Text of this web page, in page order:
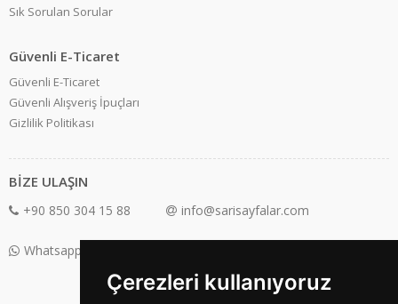
Çerezleri kullanıyoruz
Sık Sorulan Sorular
Güvenli E-Ticaret
Güvenli E-Ticaret
Güvenli Alışveriş İpuçları
Gizlilik Politikası
BİZE ULAŞIN
+90 850 304 15 88 info@sarisayfalar.com
Whatsapp Destek: +90 850 304 15 88